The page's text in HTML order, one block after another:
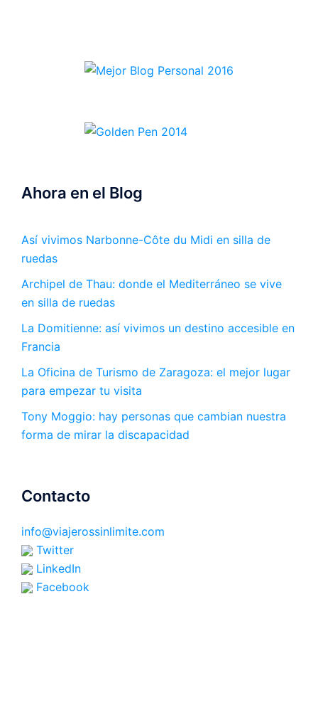
Ahora en el Blog
Así vivimos Narbonne-Côte du Midi en silla de
ruedas
Archipel de Thau: donde el Mediterráneo se vive
en silla de ruedas
La Domitienne: así vivimos un destino accesible en
Francia
La Oficina de Turismo de Zaragoza: el mejor lugar
para empezar tu visita
Tony Moggio: hay personas que cambian nuestra
forma de mirar la discapacidad
Contacto
info@viajerossinlimite.com
Twitter
LinkedIn
Facebook